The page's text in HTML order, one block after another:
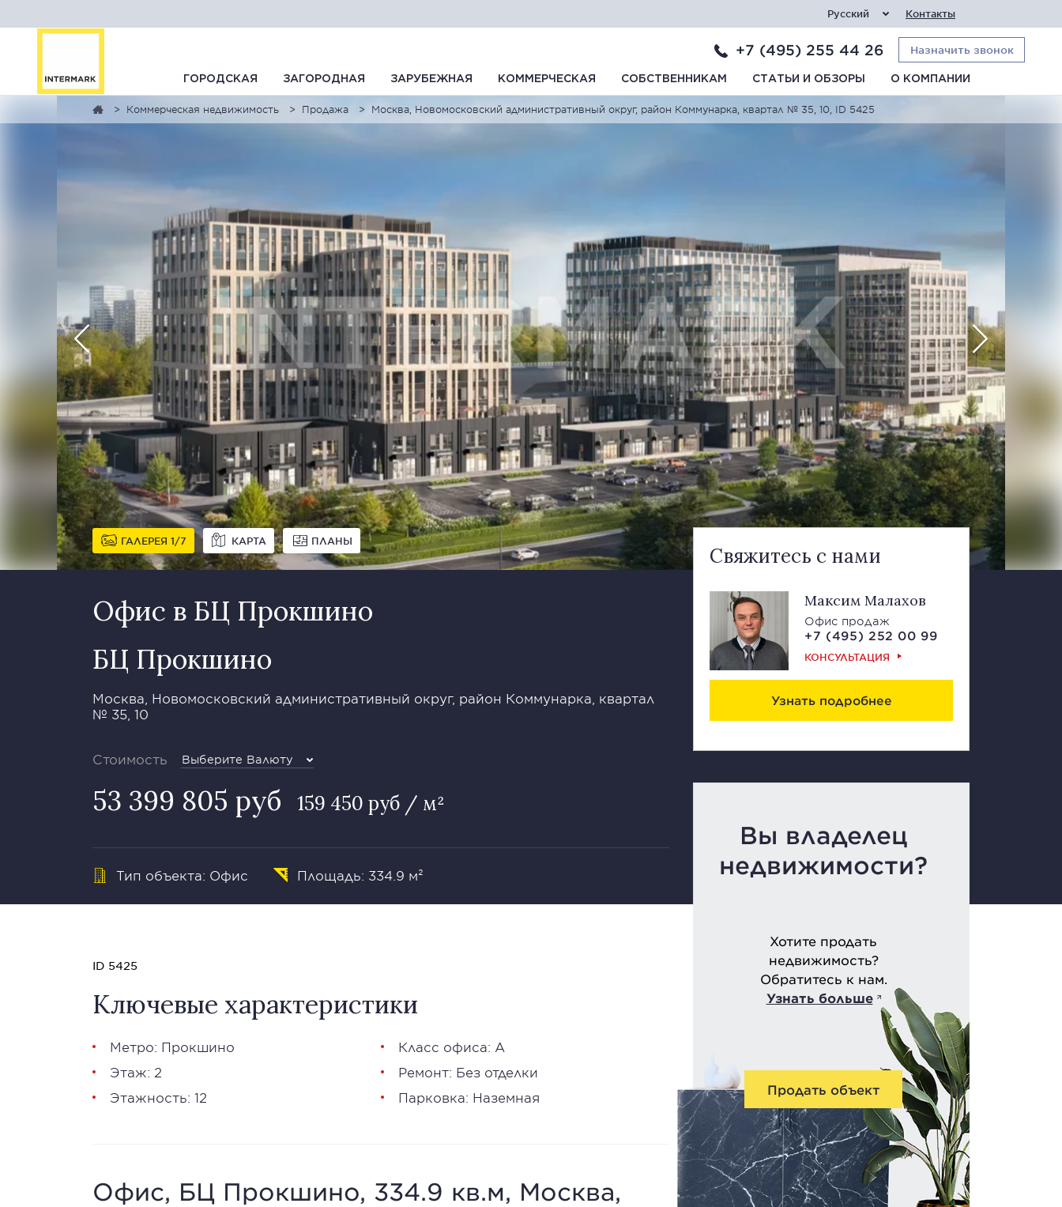
Русский Контакты
+7 (495) 255 44 26 Назначить звонок
ГОРОДСКАЯ ЗАГОРОДНАЯ ЗАРУБЕЖНАЯ КОММЕРЧЕСКАЯ СОБСТВЕННИКАМ СТАТЬИ И ОБЗОРЫ О КОМПАНИИ
Коммерческая недвижимость Продажа Москва, Новомосковский административный округ, район Коммунарка, квартал № 35, 10, ID 5425
ГАЛЕРЕЯ 1 7 КАРТА ПЛАНЫ
Офис в БЦ Прокшино
БЦ Прокшино
Москва, Новомосковский административный округ, район Коммунарка, квартал
№ 35, 10
Стоимость Выберите Валюту
53 399 805 руб 159 450 руб / м²
Тип объекта: Офис Площадь: 334.9 м²
Свяжитесь с нами
Максим Малахов
Офис продаж
+7 (495) 252 00 99
КОНСУЛЬТАЦИЯ
Узнать подробнее
Вы владелец
недвижимости?
Хотите продать
недвижимость?
Обратитесь к нам.
Узнать больше
Продать объект
ID 5425
Ключевые характеристики
Метро: Прокшино
Этаж: 2
Этажность: 12
Класс офиса: А
Ремонт: Без отделки
Парковка: Наземная
Офис, БЦ Прокшино, 334.9 кв.м, Москва,